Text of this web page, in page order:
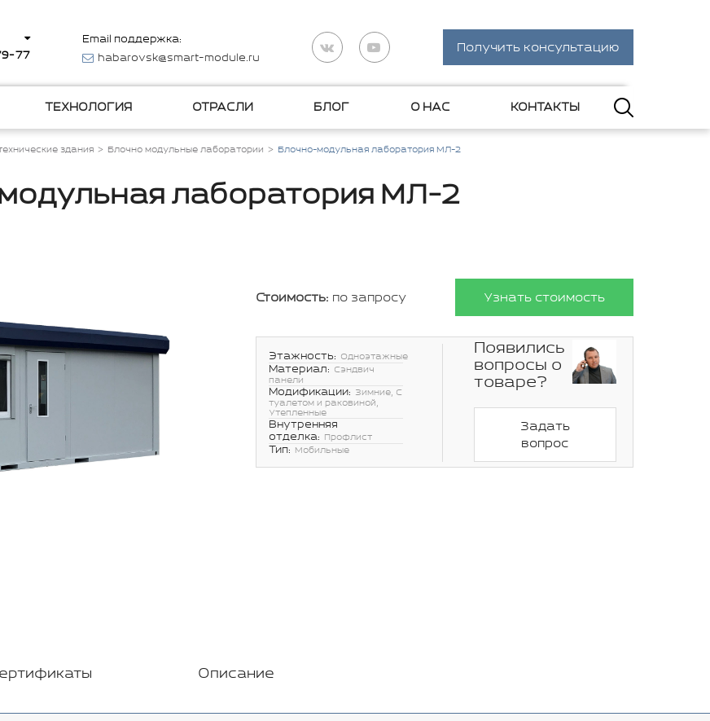
77
Email поддержка:
habarovsk@smart-module.ru
Получить консультацию
ТЕХНОЛОГИЯ ОТРАСЛИ БЛОГ О НАС КОНТАКТЫ
здания Блочно модульные лаборатории Блочно-модульная лаборатория МЛ-2
лаборатория МЛ-2
Стоимость: по запросу Узнать стоимость
Этажность: Одноэтажные
Материал: Сэндвич
панели
Модификации: Зимние, С
туалетом и раковиной,
Утепленные
Внутренняя
отделка: Профлист
Тип: Мобильные
Появились
вопросы о
товаре?
Задать
вопрос
Описание